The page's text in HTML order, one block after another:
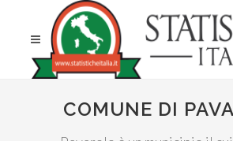
COMUNE DI